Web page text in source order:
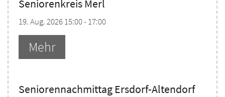
Seniorenkreis Merl
19. Aug. 2026 15:00 - 17:00
Mehr
Seniorennachmittag Ersdorf-Altendorf